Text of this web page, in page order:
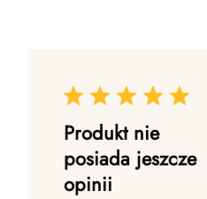
Produkt nie
posiada jeszcze
opinii